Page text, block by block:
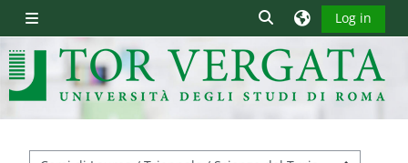
Sidepanel
Skift søgeindput
Log in